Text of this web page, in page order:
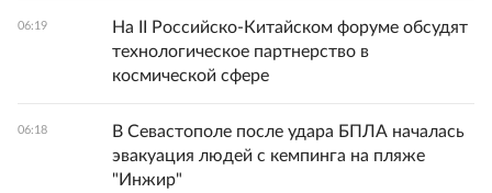
06:19
На II Российско-Китайском форуме обсудят
технологическое партнерство в
космической сфере
06:18
В Севастополе после удара БПЛА началась
эвакуация людей с кемпинга на пляже
"Инжир"